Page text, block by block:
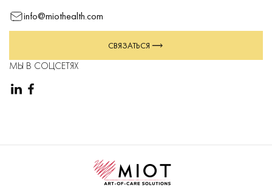
info@miothealth.com
СВЯЗАТЬСЯ
МЫ В СОЦСЕТЯХ